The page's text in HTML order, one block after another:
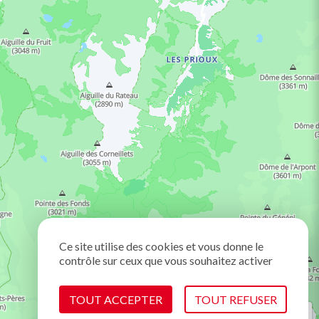
Ce site utilise des cookies et vous donne le
contrôle sur ceux que vous souhaitez activer
TOUT ACCEPTER TOUT REFUSER